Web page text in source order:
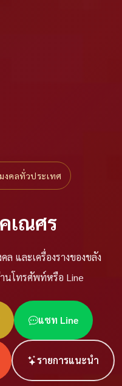
งคลทั่วประเทศ
เณศร
ล และเครื่องรางของขลัง
นโทรศัพท์หรือ Line
แชท Line
รายการแนะนำ